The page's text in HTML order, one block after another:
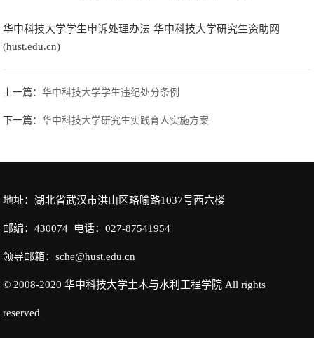
华中科技大学学生申诉处理办法-华中科技大学研究生资助网
(hust.edu.cn)
上一篇：华中科技大学学生违纪处分条例
下一篇：华中科技大学研究生实践育人实施方案
地址：湖北省武汉市洪山区珞喻路1037号西六楼
邮编：430074 电话：027-87541954
领导邮箱：sche@hust.edu.cn
© 2008-2020 华中科技大学土木与水利工程学院 All rights
reserved